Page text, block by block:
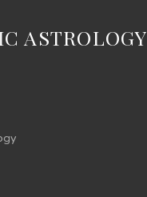
ASTROLOGY